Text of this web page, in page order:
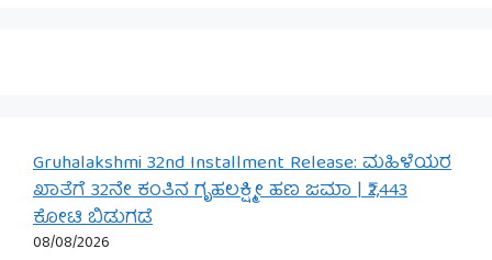
Gruhalakshmi 32nd Installment Release: ಮಹಿಳೆಯರ
ಖಾತೆಗೆ 32ನೇ ಕಂತಿನ ಗೃಹಲಕ್ಷ್ಮೀ ಹಣ ಜಮಾ | ₹2,443
ಕೋಟಿ ಬಿಡುಗಡೆ
08/08/2026